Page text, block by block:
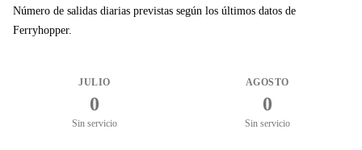
Número de salidas diarias previstas según los últimos datos de
Ferryhopper.
JULIO
0
Sin servicio
AGOSTO
0
Sin servicio